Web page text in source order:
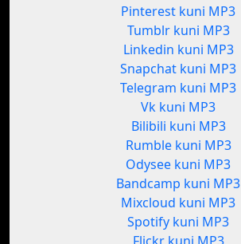
Pinterest kuni MP3
Tumblr kuni MP3
Linkedin kuni MP3
Snapchat kuni MP3
Telegram kuni MP3
Vk kuni MP3
Bilibili kuni MP3
Rumble kuni MP3
Odysee kuni MP3
Bandcamp kuni MP3
Mixcloud kuni MP3
Spotify kuni MP3